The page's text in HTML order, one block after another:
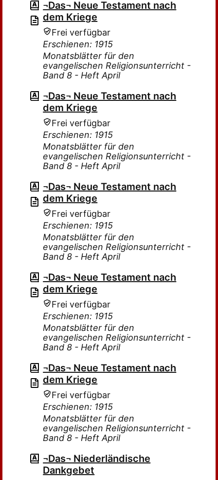
¬Das¬ Neue Testament nach
dem Kriege
Frei verfügbar
Erschienen: 1915
Monatsblätter für den
evangelischen Religionsunterricht -
Band 8 - Heft April
¬Das¬ Neue Testament nach
dem Kriege
Frei verfügbar
Erschienen: 1915
Monatsblätter für den
evangelischen Religionsunterricht -
Band 8 - Heft April
¬Das¬ Neue Testament nach
dem Kriege
Frei verfügbar
Erschienen: 1915
Monatsblätter für den
evangelischen Religionsunterricht -
Band 8 - Heft April
¬Das¬ Neue Testament nach
dem Kriege
Frei verfügbar
Erschienen: 1915
Monatsblätter für den
evangelischen Religionsunterricht -
Band 8 - Heft April
¬Das¬ Neue Testament nach
dem Kriege
Frei verfügbar
Erschienen: 1915
Monatsblätter für den
evangelischen Religionsunterricht -
Band 8 - Heft April
¬Das¬ Niederländische
Dankgebet